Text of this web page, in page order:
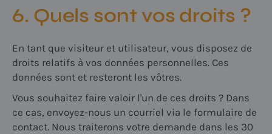
6. Quels sont vos droits ?
En tant que visiteur et utilisateur, vous disposez de
droits relatifs à vos données personnelles. Ces
données sont et resteront les vôtres.
Vous souhaitez faire valoir l'un de ces droits ? Dans
ce cas, envoyez-nous un courriel via le formulaire de
contact. Nous traiterons votre demande dans les 30